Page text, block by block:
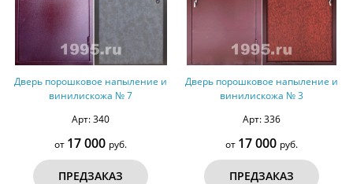
Дверь порошковое напыление и
винилискожа № 7
Арт: 340
от 17 000 руб.
ПРЕДЗАКАЗ
Дверь порошковое напыление и
винилискожа № 3
Арт: 336
от 17 000 руб.
ПРЕДЗАКАЗ